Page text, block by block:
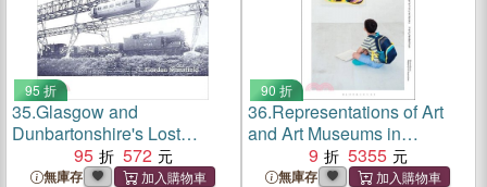
95 折
35.Glasgow and
Dunbartonshire's Lost
Railways95 572
無庫存
90 折
36.Representations of Art
and Art Museums in
Children's Picture Books
9 5355
無庫存